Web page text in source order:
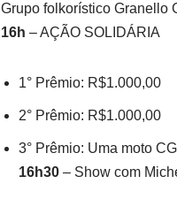
Grupo folkorístico Granello
16h – AÇÃO SOLIDÁRIA
1° Prêmio: R$1.000,00
2° Prêmio: R$1.000,00
3° Prêmio: Uma moto
16h30 – Show com